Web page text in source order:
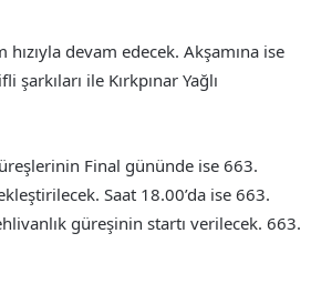
devam edecek. Akşamına ise
şarkıları ile Kırkpınar Yağlı
Final gününde ise 663.
Saat 18.00’da ise 663.
güreşinin startı verilecek. 663.